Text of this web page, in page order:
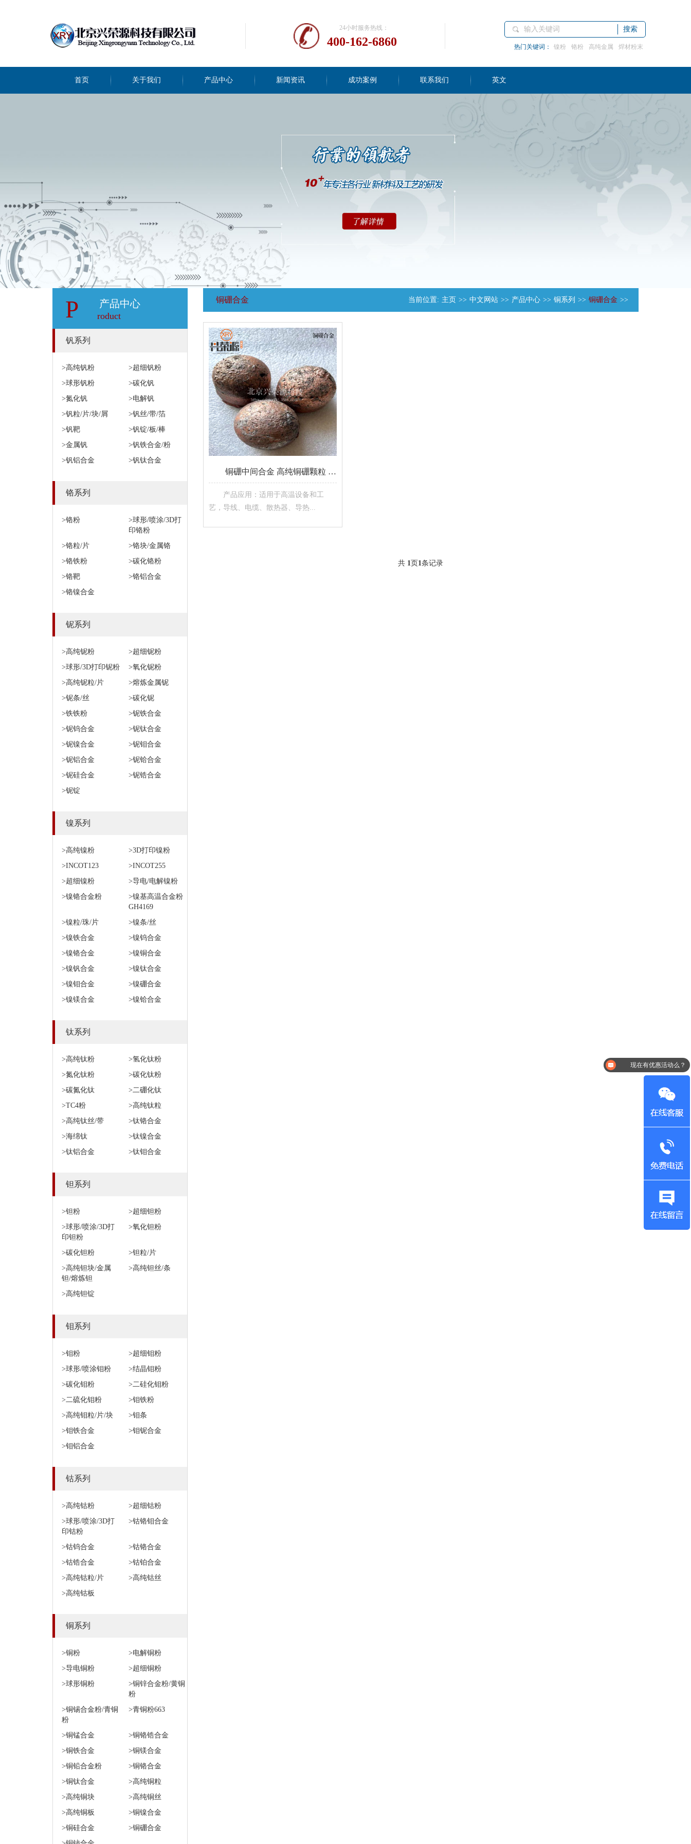
24小时服务热线：
400-162-6860
搜索
热门关键词： 镍粉 铬粉 高纯金属 焊材粉末
首页 关于我们 产品中心 新闻资讯 成功案例 联系我们 英文
P 产品中心
roduct
钒系列
>高纯钒粉
>超细钒粉
>球形钒粉
>碳化钒
>氮化钒
>电解钒
>钒粒/片/块/屑
>钒丝/带/箔
>钒靶
>钒锭/板/棒
>金属钒
>钒铁合金/粉
>钒铝合金
>钒钛合金
铬系列
>铬粉
>球形/喷涂/3D打
印铬粉
>铬粒/片
>铬块/金属铬
>铬铁粉
>碳化铬粉
>铬靶
>铬铝合金
>铬镍合金
铌系列
>高纯铌粉
>超细铌粉
>球形/3D打印铌粉
>氧化铌粉
>高纯铌粒/片
>熔炼金属铌
>铌条/丝
>碳化铌
>铁铁粉
>铌铁合金
>铌钨合金
>铌钛合金
>铌镍合金
>铌钼合金
>铌铝合金
>铌铪合金
>铌硅合金
>铌锆合金
>铌锭
镍系列
>高纯镍粉
>3D打印镍粉
>INCOT123
>INCOT255
>超细镍粉
>导电/电解镍粉
>镍铬合金粉
>镍基高温合金粉
GH4169
>镍粒/珠/片
>镍条/丝
>镍铁合金
>镍钨合金
>镍铬合金
>镍铜合金
>镍钒合金
>镍钛合金
>镍钼合金
>镍硼合金
>镍镁合金
>镍铪合金
钛系列
>高纯钛粉
>氢化钛粉
>氮化钛粉
>碳化钛粉
>碳氮化钛
>二硼化钛
>TC4粉
>高纯钛粒
>高纯钛丝/带
>钛铬合金
>海绵钛
>钛镍合金
>钛铝合金
>钛钼合金
钽系列
>钽粉
>超细钽粉
>球形/喷涂/3D打
印钽粉
>氧化钽粉
>碳化钽粉
>钽粒/片
>高纯钽块/金属
钽/熔炼钽
>高纯钽丝/条
>高纯钽锭
钼系列
>钼粉
>超细钼粉
>球形/喷涂钼粉
>结晶钼粉
>碳化钼粉
>二硅化钼粉
>二硫化钼粉
>钼铁粉
>高纯钼粒/片/块
>钼条
>钼铁合金
>钼铌合金
>钼铝合金
钴系列
>高纯钴粉
>超细钴粉
>球形/喷涂/3D打
印钴粉
>钴铬钼合金
>钴钨合金
>钴铬合金
>钴锆合金
>钴铂合金
>高纯钴粒/片
>高纯钴丝
>高纯钴板
铜系列
>铜粉
>电解铜粉
>导电铜粉
>超细铜粉
>球形铜粉
>铜锌合金粉/黄铜
粉
>铜锡合金粉/青铜
粉
>青铜粉663
>铜锰合金
>铜铬锆合金
>铜铁合金
>铜镁合金
>铜铅合金粉
>铜铬合金
>铜钛合金
>高纯铜粒
>高纯铜块
>高纯铜丝
>高纯铜板
>铜镍合金
>铜硅合金
>铜硼合金
铜硼合金 当前位置: 主页 >> 中文网站 >> 产品中心 >> 铜系列 >> 铜硼合金 >>
铜硼中间合金 高纯铜硼颗粒 铜硼合金粉
产品应用：适用于高温设备和工
艺，导线、电缆、散热器、导热...
共 1页1条记录
现在有优惠活动么？